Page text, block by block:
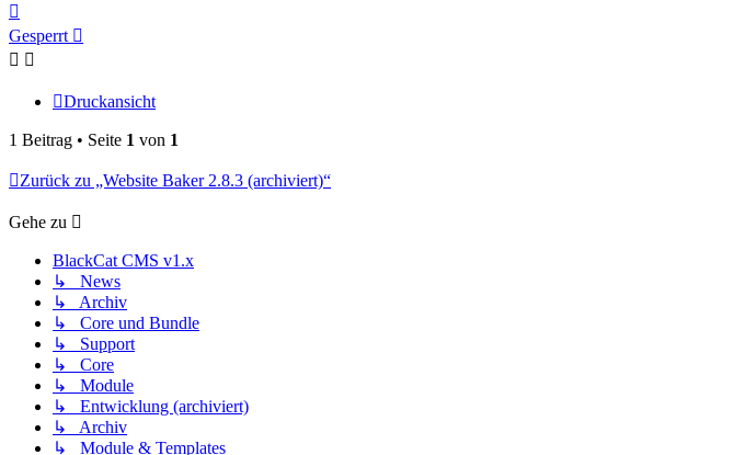
oben
Gesperrt
Druckansicht
1 Beitrag • Seite 1 von 1
Zurück zu „Website Baker 2.8.3 (archiviert)“
Gehe zu
BlackCat CMS v1.x
↳ News
↳ Archiv
↳ Core und Bundle
↳ Support
↳ Core
↳ Module
↳ Entwicklung (archiviert)
↳ Archiv
↳ Module & Templates